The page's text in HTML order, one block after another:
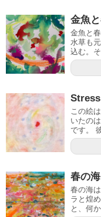
金魚
金魚と
水草も
込む。そ
この絵
いたの
です。
春の
春の海
ラと煌
と、何